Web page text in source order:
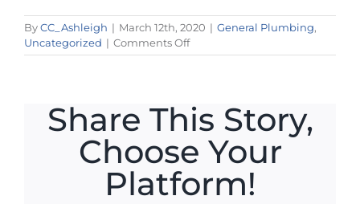
ByCC_Ashleigh | March 12th, 2020 | General Plumbing,
Uncategorized | Comments Offon
The
Share This Story,
Choose Your
Platform!